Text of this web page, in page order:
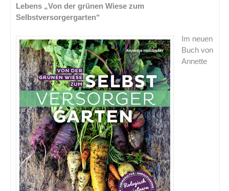
Lebens „Von der grünen Wiese zum
Selbstversorgergarten“
Im neuen
Buch von
Annette